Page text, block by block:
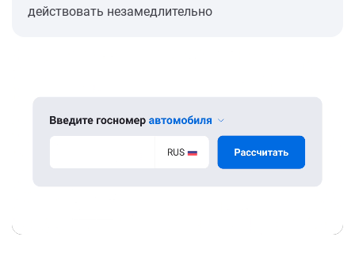
действовать незамедлительно